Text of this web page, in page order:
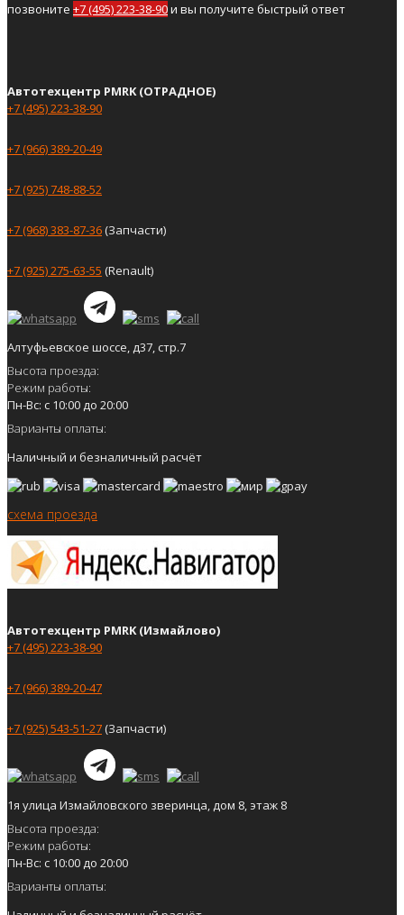
позвоните +7 (495) 223-38-90и вы получите быстрый ответ
Автотехцентр PMRK (ОТРАДНОЕ)
+7 (495) 223-38-90
+7 (966) 389-20-49
+7 (925) 748-88-52
+7 (968) 383-87-36(Запчасти)
+7 (925) 275-63-55 (Renault)
Алтуфьевское шоссе, д37, стр.7
Высота проезда:
Режим работы:
Пн-Вс: с 10:00 до 20:00
Варианты оплаты:
Наличный и безналичный расчёт
схема проезда
Автотехцентр PMRK (Измайлово)
+7 (495) 223-38-90
+7 (966) 389-20-47
+7 (925) 543-51-27(Запчасти)
1я улица Измайловского зверинца, дом 8, этаж 8
Высота проезда:
Режим работы:
Пн-Вс: с 10:00 до 20:00
Варианты оплаты: